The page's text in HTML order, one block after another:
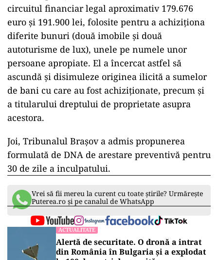
circuitul financiar legal aproximativ 179.676
euro şi 191.900 lei, folosite pentru a achiziţiona
diferite bunuri (două imobile şi două
autoturisme de lux), unele pe numele unor
persoane apropiate. El a încercat astfel să
ascundă şi disimuleze originea ilicită a sumelor
de bani cu care au fost achiziţionate, precum şi
a titularului dreptului de proprietate asupra
acestora.
Joi, Tribunalul Braşov a admis propunerea
formulată de DNA de arestare preventivă pentru
30 de zile a inculpatului.
Vrei să fii mereu la curent cu toate știrile? Urmărește
Puterea.ro și pe canalul de WhatsApp
ACTUALITATE
Alertă de securitate. O dronă a intrat
din România în Bulgaria şi a explodat